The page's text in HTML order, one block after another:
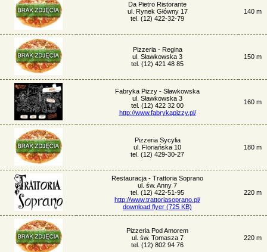
Da Pietro Ristorante
ul. Rynek Główny 17
tel. (12) 422-32-79
140 m
Pizzeria - Regina
ul. Sławkowska 3
tel. (12) 421 48 85
150 m
Fabryka Pizzy - Sławkowska
ul. Sławkowska 3
tel. (12) 422 32 00
http://www.fabrykapizzy.pl/
160 m
Pizzeria Sycylia
ul. Floriańska 10
tel. (12) 429-30-27
180 m
Restauracja - Trattoria Soprano
ul. św. Anny 7
tel. (12) 422-51-95
http://www.trattoriasoprano.pl/
download flyer (725 KB)
220 m
Pizzeria Pod Amorem
ul. św. Tomasza 7
tel. (12) 802 94 76
220 m